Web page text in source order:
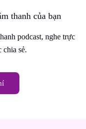
thanh của bạn
podcast, nghe trực
chia sẻ.